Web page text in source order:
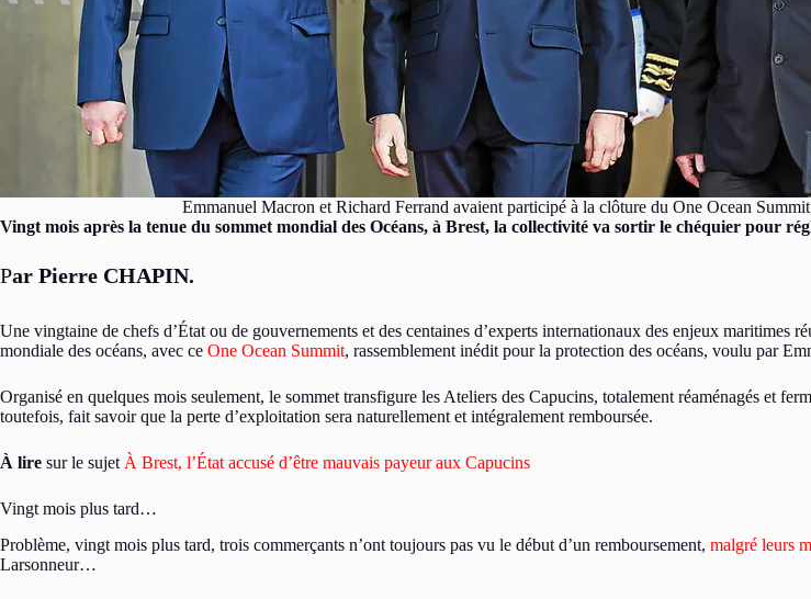
Emmanuel Macron et Richard Ferrand avaient participé à la clôture du One Ocean
Vingt mois après la tenue du sommet mondial des Océans, à Brest, la collectivité va sortir le chéquier pour
Par Pierre CHAPIN.
Une vingtaine de chefs d’État ou de gouvernements et des centaines d’experts internationaux des enjeux
mondiale des océans, avec ce One Ocean Summit, rassemblement inédit pour la protection des océans, voulu par
Organisé en quelques mois seulement, le sommet transfigure les Ateliers des Capucins, totalement réaménagés et
toutefois, fait savoir que la perte d’exploitation sera naturellement et intégralement remboursée.
À lire sur le sujet À Brest, l’État accusé d’être mauvais payeur aux Capucins
Vingt mois plus tard…
Problème, vingt mois plus tard, trois commerçants n’ont toujours pas vu le début d’un remboursement, malgré leurs
Larsonneur…